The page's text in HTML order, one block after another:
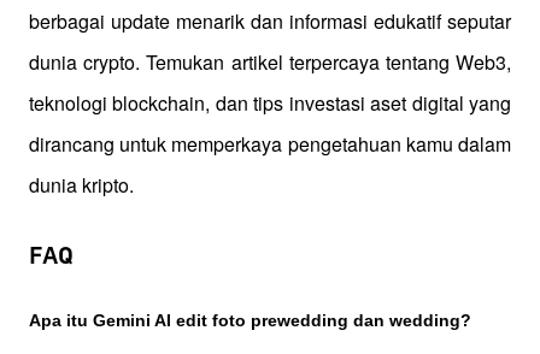
berbagai update menarik dan informasi edukatif seputar
dunia crypto. Temukan artikel terpercaya tentang Web3,
teknologi blockchain, dan tips investasi aset digital yang
dirancang untuk memperkaya pengetahuan kamu dalam
dunia kripto.
FAQ
Apa itu Gemini AI edit foto prewedding dan wedding?